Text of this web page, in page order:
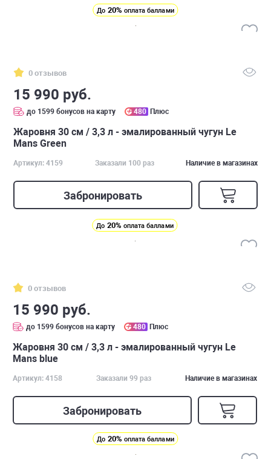
До 20% оплата баллами
0 отзывов
15 990 руб.
до 1599 бонусов на карту 480 Плюс
Жаровня 30 см / 3,3 л - эмалированный чугун Le
Mans Green
Артикул: 4159 Заказали 100 раз Наличие в магазинах
Забронировать
До 20% оплата баллами
0 отзывов
15 990 руб.
до 1599 бонусов на карту 480 Плюс
Жаровня 30 см / 3,3 л - эмалированный чугун Le
Mans blue
Артикул: 4158 Заказали 99 раз Наличие в магазинах
Забронировать
До 20% оплата баллами